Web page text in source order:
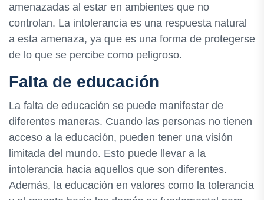
amenazadas al estar en ambientes que no
controlan. La intolerancia es una respuesta natural
a esta amenaza, ya que es una forma de protegerse
de lo que se percibe como peligroso.
Falta de educación
La falta de educación se puede manifestar de
diferentes maneras. Cuando las personas no tienen
acceso a la educación, pueden tener una visión
limitada del mundo. Esto puede llevar a la
intolerancia hacia aquellos que son diferentes.
Además, la educación en valores como la tolerancia